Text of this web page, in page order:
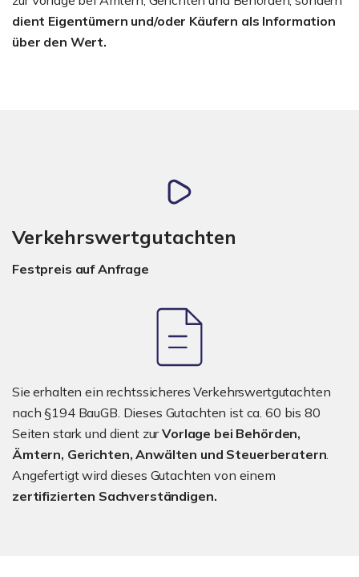
dient Eigentümern und/oder Käufern als Information
über den Wert.
Verkehrswertgutachten
Festpreis auf Anfrage
Sie erhalten ein rechtssicheres Verkehrswertgutachten
nach §194 BauGB. Dieses Gutachten ist ca. 60 bis 80
Seiten stark und dient zurVorlage bei Behörden,
Ämtern, Gerichten, Anwälten und Steuerberatern
Angefertigt wird dieses Gutachten von einem
zertifizierten Sachverständigen.